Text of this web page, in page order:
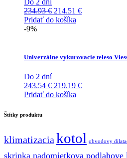
234.93€ Pôvodná
cena
214.51 €Aktuálna
Pridať do košíka
-9%
Univerzálne vykurovacie teleso
Do 2 dní
243.54€ Pôvodná
cena
219.19 €Aktuálna
Pridať do košíka
Štítky produktu
klimatizacia kotol obvodovy
skrinka nadomietkova podlahove